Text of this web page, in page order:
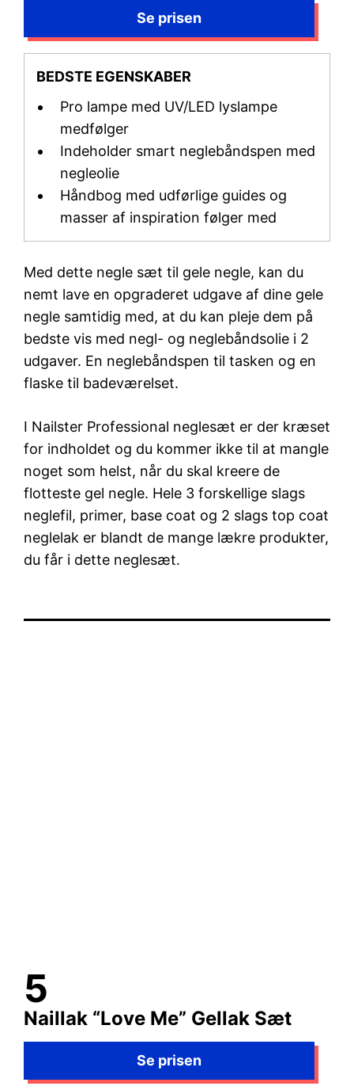
BEDSTE EGENSKABER
Pro lampe med UV/LED lyslampe
medfølger
Indeholder smart neglebåndspen med
negleolie
Håndbog med udførlige guides og
masser af inspiration følger med
Med dette negle sæt til gele negle, kan du
nemt lave en opgraderet udgave af dine gele
negle samtidig med, at du kan pleje dem på
bedste vis med negl- og neglebåndsolie i 2
udgaver. En neglebåndspen til tasken og en
flaske til badeværelset.
I Nailster Professional neglesæt er der kræset
for indholdet og du kommer ikke til at mangle
noget som helst, når du skal kreere de
flotteste gel negle. Hele 3 forskellige slags
neglefil, primer, base coat og 2 slags top coat
neglelak er blandt de mange lækre produkter,
du får i dette neglesæt.
Naillak “Love Me” Gellak Sæt